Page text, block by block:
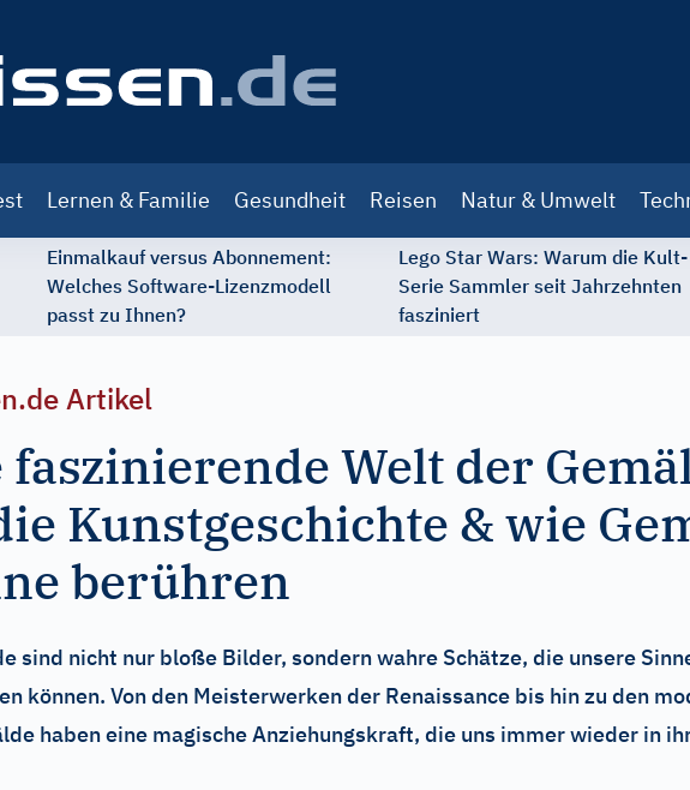
Lernen & Familie Gesundheit Reisen Natur & Umwelt
Einmalkauf versus Abonnement:
Welches Software-Lizenzmodell
passt zu Ihnen?
Lego Star Wars: Warum die Kult-
Serie Sammler seit Jahrzehnten
fasziniert
Artikel
faszinierende Welt der
Kunstgeschichte & wie
berühren
sind nicht nur bloße Bilder, sondern wahre Schätze, die unsere
können. Von den Meisterwerken der Renaissance bis hin zu den
haben eine magische Anziehungskraft, die uns immer wieder in